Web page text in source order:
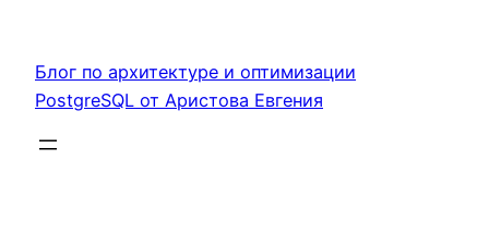
содержимому
Блог по архитектуре и оптимизации
PostgreSQL от Аристова Евгения